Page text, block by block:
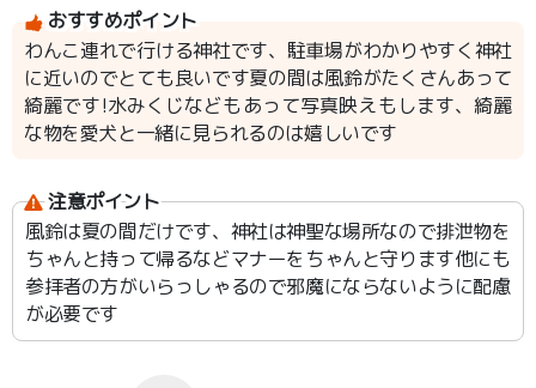
おすすめポイント
わんこ連れで行ける神社です、駐車場がわかりやすく神社
に近いのでとても良いです夏の間は風鈴がたくさんあって
綺麗です!水みくじなどもあって写真映えもします、綺麗
な物を愛犬と一緒に見られるのは嬉しいです
注意ポイント
風鈴は夏の間だけです、神社は神聖な場所なので排泄物を
ちゃんと持って帰るなどマナーをちゃんと守ります他にも
参拝者の方がいらっしゃるので邪魔にならないように配慮
が必要です